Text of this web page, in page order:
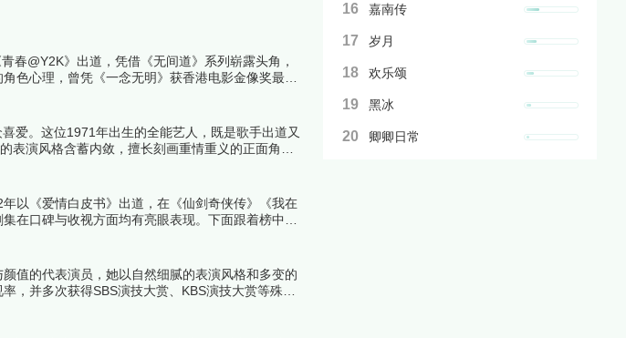
春@Y2K》出道，凭借《无间道》系列崭露头角，
色心理，曾凭《一念无明》获香港电影金像奖最佳
破性、制作水准、观众口碑等维度解析上榜理由。
爱。这位1971年出生的全能艺人，既是歌手出道又
表演风格含蓄内敛，擅长刻画重情重义的正面角
多项荣誉。下面跟着榜中榜编辑一起来看看详细
以《爱情白皮书》出道，在《仙剑奇侠传》《我在
在口碑与收视方面均有亮眼表现。下面跟着榜中榜
值的代表演员，她以自然细腻的表演风格和多变的
，并多次获得SBS演技大赏、KBS演技大赏等殊
一起来看看详细名单吧！
16 嘉南传
17 岁月
18 欢乐颂
19 黑冰
20 卿卿日常